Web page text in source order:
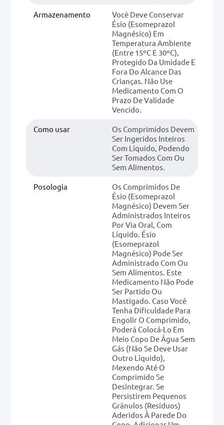
Armazenamento
Você Deve Conservar
Ésio (esomeprazol
Magnésico) Em
Temperatura Ambiente
(entre 15ºC E 30ºC),
Protegido Da Umidade E
Fora Do Alcance Das
Crianças. Não Use
Medicamento Com O
Prazo De Validade
Vencido.
Como usar
Os Comprimidos Devem
Ser Ingeridos Inteiros
Com Líquido, Podendo
Ser Tomados Com Ou
Sem Alimentos.
Posologia
Os Comprimidos De
Ésio (esomeprazol
Magnésico) Devem Ser
Administrados Inteiros
Por Via Oral, Com
Líquido. Ésio
(esomeprazol
Magnésico) Pode Ser
Administrado Com Ou
Sem Alimentos. Este
Medicamento Não Pode
Ser Partido Ou
Mastigado. Caso Você
Tenha Dificuldade Para
Engolir O Comprimido,
Poderá Colocá-Lo Em
Meio Copo De Água Sem
Gás (não Se Deve Usar
Outro Líquido),
Mexendo Até O
Comprimido Se
Desintegrar. Se
Persistirem Pequenos
Grânulos (resíduos)
Aderidos À Parede Do